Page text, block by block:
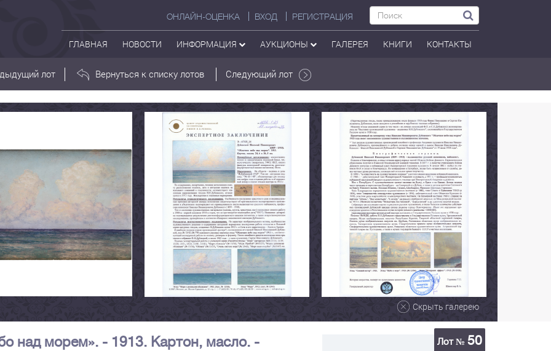
ОНЛАЙН-ОЦЕНКА ВХОД РЕГИСТРАЦИЯ
ГЛАВНАЯ НОВОСТИ ИНФОРМАЦИЯ АУКЦИОНЫ ГАЛЕРЕЯ КНИГИ КОНТАКТЫ
лот Вернуться к списку лотов Следующий лот
Скрыть галерею
над морем». - 1913. Картон, масло. - Лот № 50